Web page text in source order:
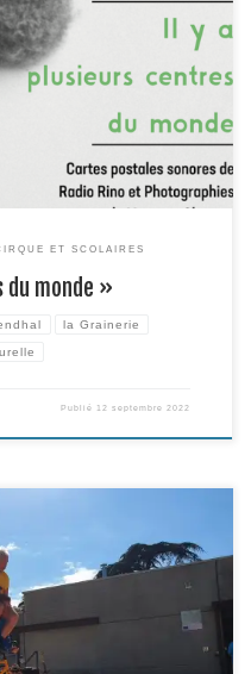
Rino et Photographies de
projet « Escale à Stendhal » – A
Et toi de quelle couleur il
t’a appris à […]
ET SCOLAIRES
monde »
la Grainerie
Publié 12 septembre 2022
de 6me du collège
6me d’UPE2A, des passages
au centre culturel Henri
projet présents sur ce territoire